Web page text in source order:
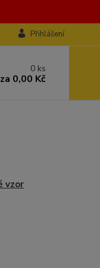
Přihlášení
0 ks
za 0,00 Kč
vzor